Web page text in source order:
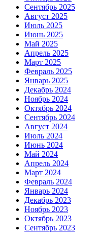
Сентябрь 2025
Август 2025
Июль 2025
Июнь 2025
Май 2025
Апрель 2025
Март 2025
Февраль 2025
Январь 2025
Декабрь 2024
Ноябрь 2024
Октябрь 2024
Сентябрь 2024
Август 2024
Июль 2024
Июнь 2024
Май 2024
Апрель 2024
Март 2024
Февраль 2024
Январь 2024
Декабрь 2023
Ноябрь 2023
Октябрь 2023
Сентябрь 2023